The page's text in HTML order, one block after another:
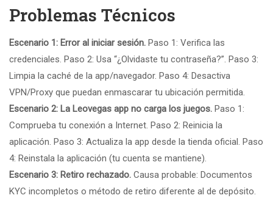
Problemas Técnicos
Escenario 1: Error al iniciar sesión. Paso 1: Verifica las
credenciales. Paso 2: Usa “¿Olvidaste tu contraseña?”. Paso 3:
Limpia la caché de la app/navegador. Paso 4: Desactiva
VPN/Proxy que puedan enmascarar tu ubicación permitida.
Escenario 2: La Leovegas app no carga los juegos. Paso 1:
Comprueba tu conexión a Internet. Paso 2: Reinicia la
aplicación. Paso 3: Actualiza la app desde la tienda oficial. Paso
4: Reinstala la aplicación (tu cuenta se mantiene).
Escenario 3: Retiro rechazado. Causa probable: Documentos
KYC incompletos o método de retiro diferente al de depósito.